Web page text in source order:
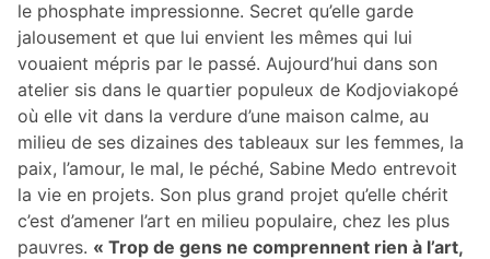
le phosphate impressionne. Secret qu’elle garde
jalousement et que lui envient les mêmes qui lui
vouaient mépris par le passé. Aujourd’hui dans son
atelier sis dans le quartier populeux de Kodjoviakopé
où elle vit dans la verdure d’une maison calme, au
milieu de ses dizaines des tableaux sur les femmes, la
paix, l’amour, le mal, le péché, Sabine Medo entrevoit
la vie en projets. Son plus grand projet qu’elle chérit
c’est d’amener l’art en milieu populaire, chez les plus
pauvres. « Trop de gens ne comprennent rien à l’art,